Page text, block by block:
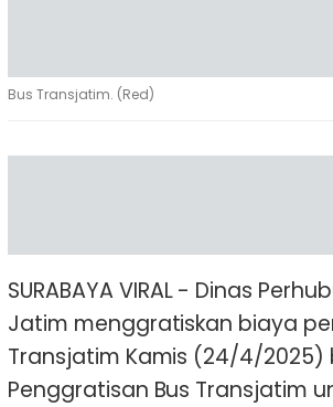
Bus Transjatim. (Red)
SURABAYA VIRAL - Dinas
Jatim menggratiskan biaya
Transjatim Kamis (24/4/2025)
Penggratisan Bus Transjatim